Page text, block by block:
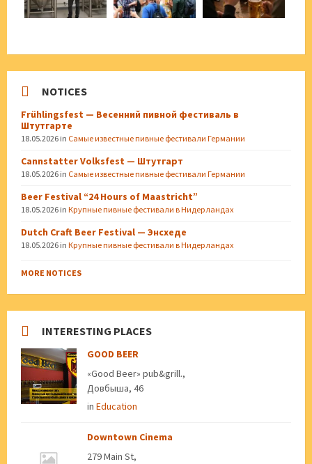
NOTICES
Frühlingsfest — Весенний пивной фестиваль в
Штутгарте
18.05.2026 in Самые известные пивные фестивали Германии
Cannstatter Volksfest — Штутгарт
18.05.2026 in Самые известные пивные фестивали Германии
Beer Festival “24 Hours of Maastricht”
18.05.2026 in Крупные пивные фестивали в Нидерландах
Dutch Craft Beer Festival — Энсхеде
18.05.2026 in Крупные пивные фестивали в Нидерландах
MORE NOTICES
INTERESTING PLACES
GOOD BEER
«Good Beer» pub&grill.,
Довбыша, 46
in Education
Downtown Cinema
279 Main St,